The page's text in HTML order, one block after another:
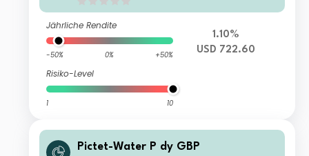
Jährliche Rendite
-50% 0% +50%
Risiko-Level
1 10
1.10%
USD 722.60
Pictet-Water P dy GBP